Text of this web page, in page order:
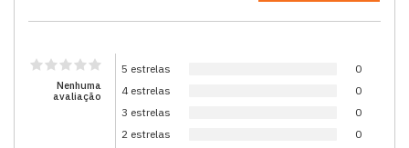
Nenhuma
avaliação
5 estrelas
0
4 estrelas
0
3 estrelas
0
2 estrelas
0